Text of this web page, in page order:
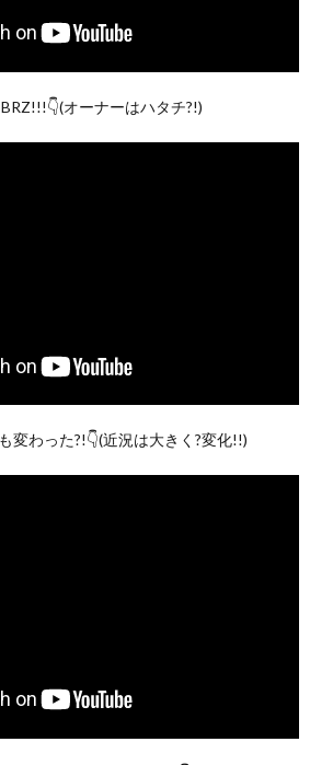
オーナーはハタチ?!)
変わった?!👇(近況は大きく?変化!!)